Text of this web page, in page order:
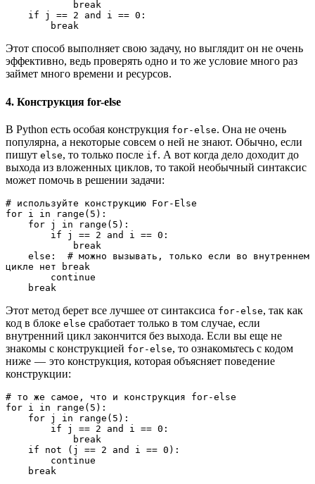
            break
    if j == 2 and i == 0:
        break
Этот способ выполняет свою задачу, но выглядит он не очень
эффективно, ведь проверять одно и то же условие много раз
займет много времени и ресурсов.
4. Конструкция for-else
В Python есть особая конструкция for-else. Она не очень
популярна, а некоторые совсем о ней не знают. Обычно, если
пишут else, то только после if. А вот когда дело доходит до
выхода из вложенных циклов, то такой необычный синтаксис
может помочь в решении задачи:
# используйте конструкцию For-Else
for i in range(5):
    for j in range(5):
        if j == 2 and i == 0:
            break
цикле нет break
        continue
    break
Этот метод берет все лучшее от синтаксиса for-else, так как
код в блоке else сработает только в том случае, если
внутренний цикл закончится без выхода. Если вы еще не
знакомы с конструкцией for-else, то ознакомьтесь с кодом
ниже — это конструкция, которая объясняет поведение
конструкции:
# то же самое, что и конструкция for-else
for i in range(5):
    for j in range(5):
        if j == 2 and i == 0:
            break
    if not (j == 2 and i == 0):
        continue
    break